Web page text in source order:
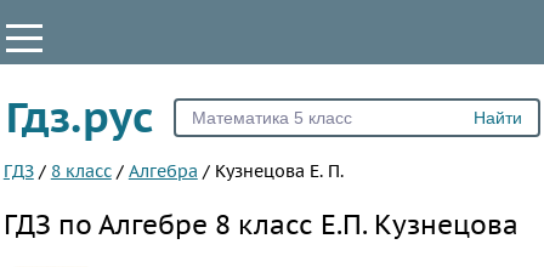
Все
7
9
Гдз.рус
ГДЗ / 8 класс / Алгебра / Кузнецова Е. П.
ГДЗ по Алгебре 8 класс Е.П. Кузнецова